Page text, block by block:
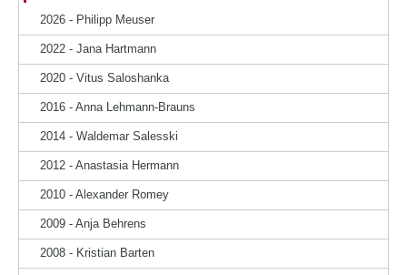
2026 - Philipp Meuser
2022 - Jana Hartmann
2020 - Vitus Saloshanka
2016 - Anna Lehmann-Brauns
2014 - Waldemar Salesski
2012 - Anastasia Hermann
2010 - Alexander Romey
2009 - Anja Behrens
2008 - Kristian Barten